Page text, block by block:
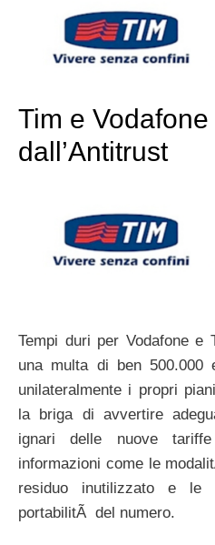
Tim e
dall’Antitrust
Tempi duri per Vodafone e
una multa di ben 500.000
unilateralmente i propri
la briga di avvertire
ignari delle nuove
informazioni come le
residuo inutilizzato e
portabilitÃ del numero.